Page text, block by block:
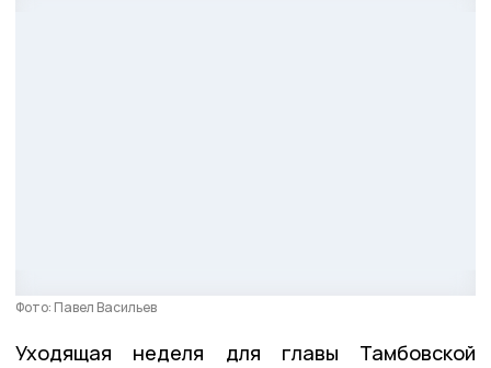
Фото: Павел Васильев
Уходящая неделя для главы Тамбовской